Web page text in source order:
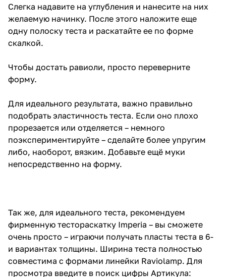
Слегка надавите на углубления и нанесите на них
желаемую начинку. После этого наложите еще
одну полоску теста и раскатайте ее по форме
скалкой.
Чтобы достать равиоли, просто переверните
форму.
Для идеального результата, важно правильно
подобрать эластичность теста. Если оно плохо
прорезается или отделяется – немного
поэкспериментируйте – сделайте более упругим
либо, наоборот, вязким. Добавьте ещё муки
непосредственно на форму.
Так же, для идеального теста, рекомендуем
фирменную тестораскатку Imperia – вы сможете
очень просто – играючи получать пласты теста в 6-
и вариантах толщины. Ширина теста полностью
совместима с формами линейки Raviolamp. Для
просмотра введите в поиск цифры Артикула: